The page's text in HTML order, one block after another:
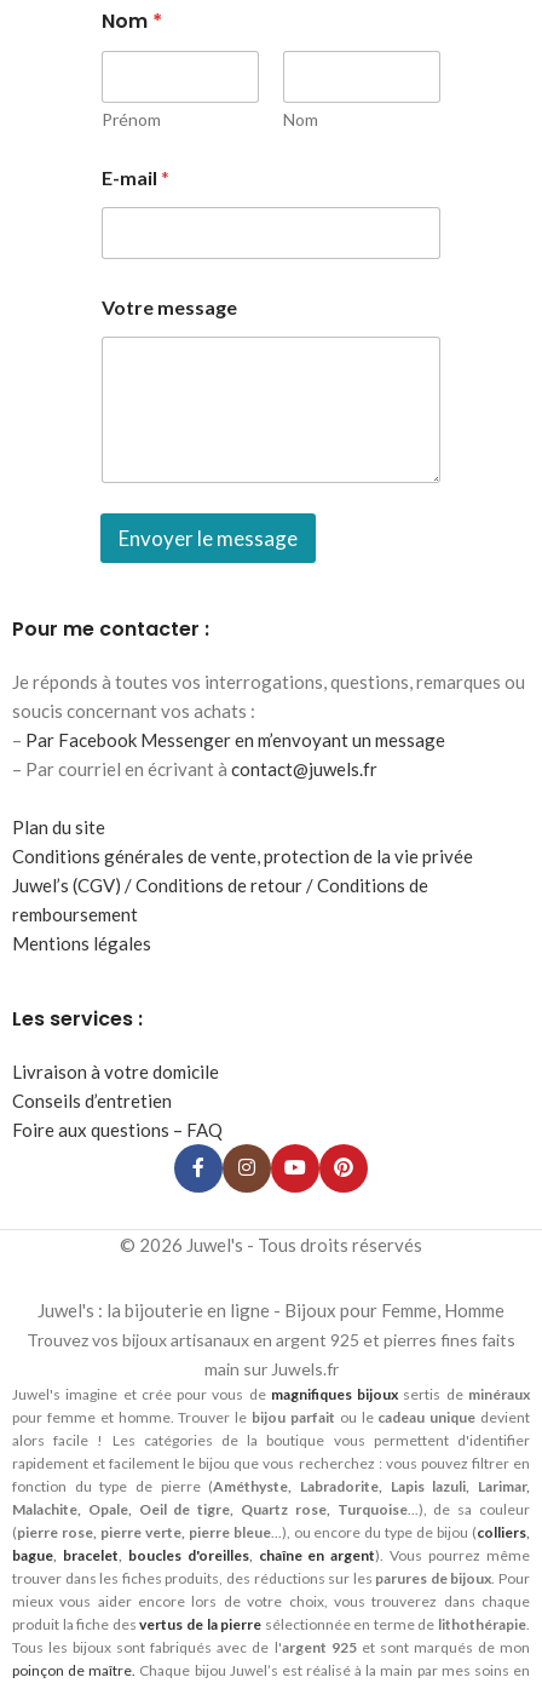
Nom *
Prénom Nom
E-mail *
Votre message
Envoyer le message
Pour me contacter :
Je réponds à toutes vos interrogations, questions, remarques ou
soucis concernant vos achats :
– Par Facebook Messenger en m’envoyant un message
– Par courriel en écrivant à contact@juwels.fr
Plan du site
Conditions générales de vente, protection de la vie privée
Juwel’s (CGV) / Conditions de retour / Conditions de
remboursement
Mentions légales
Les services :
Livraison à votre domicile
Conseils d’entretien
Foire aux questions – FAQ
© 2026 Juwel's - Tous droits réservés
Juwel's : la bijouterie en ligne - Bijoux pour Femme, Homme
Trouvez vos bijoux artisanaux en argent 925 et pierres fines faits
main sur Juwels.fr
Juwel's imagine et crée pour vous de magnifiques bijoux sertis de minéraux
pour femme et homme. Trouver le bijou parfait ou le cadeau unique devient
alors facile ! Les catégories de la boutique vous permettent d'identifier
rapidement et facilement le bijou que vous recherchez : vous pouvez filtrer en
fonction du type de pierre (Améthyste, Labradorite, Lapis lazuli, Larimar,
Malachite, Opale, Oeil de tigre, Quartz rose, Turquoise...), de sa couleur
(pierre rose, pierre verte, pierre bleue...), ou encore du type de bijou (colliers
bague bracelet boucles d'oreilles, chaîne en argent). Vous pourrez même
trouver dans les fiches produits, des réductions sur les parures de bijoux . Pour
mieux vous aider encore lors de votre choix, vous trouverez dans chaque
produit la fiche desvertus de la pierre sélectionnée en terme de lithothérapie
Tous les bijoux sont fabriqués avec de l'argent 925et sont marqués de mon
poinçon de maître. Chaque bijou Juwel’s est réalisé à la main par mes soins en